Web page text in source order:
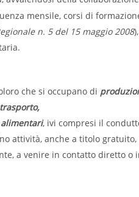
mensile, corsi di
n. 5 del 15 maggio 2008
che si occupano di
, ivi compresi il
attività, anche a titolo gratuito,
a venire in contatto diretto o